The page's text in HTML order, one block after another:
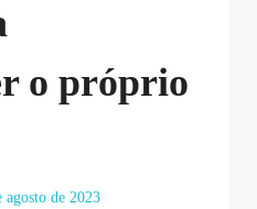
o próprio
agosto de 2023